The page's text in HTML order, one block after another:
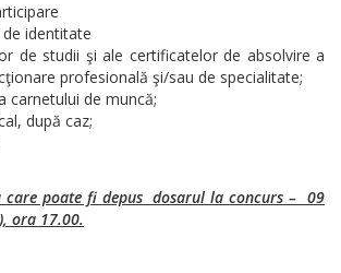
identitate
de studii şi ale certificatelor de absolvire a
profesională şi/sau de specialitate;
carnetului de muncă;
după caz;
care poate fi depus dosarul la concurs – 09
ora 17.00.